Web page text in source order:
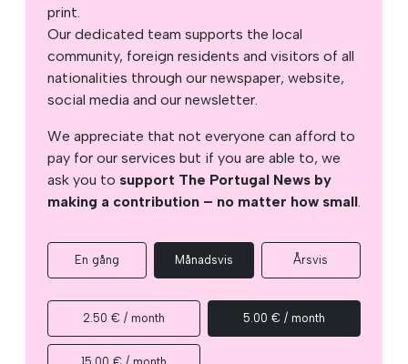
print.
Our dedicated team supports the local
community, foreign residents and visitors of all
nationalities through our newspaper, website,
social media and our newsletter.
We appreciate that not everyone can afford to
pay for our services but if you are able to, we
ask you to support The Portugal News by
making a contribution – no matter how small.
En gång Månadsvis Årsvis
2.50 € / month 5.00 € / month